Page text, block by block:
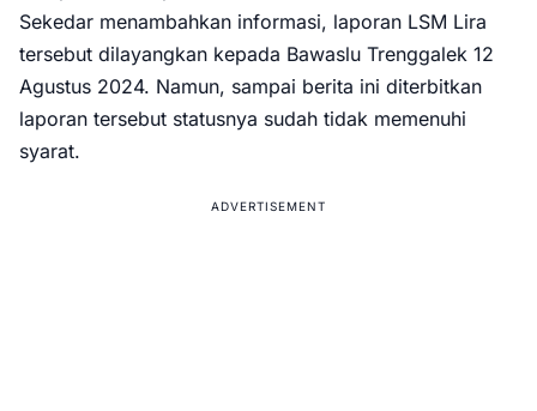
Sekedar menambahkan informasi, laporan LSM Lira
tersebut dilayangkan kepada Bawaslu Trenggalek 12
Agustus 2024. Namun, sampai berita ini diterbitkan
laporan tersebut statusnya sudah tidak memenuhi
syarat.
ADVERTISEMENT